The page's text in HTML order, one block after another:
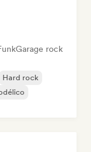
Garage rock
Hard rock